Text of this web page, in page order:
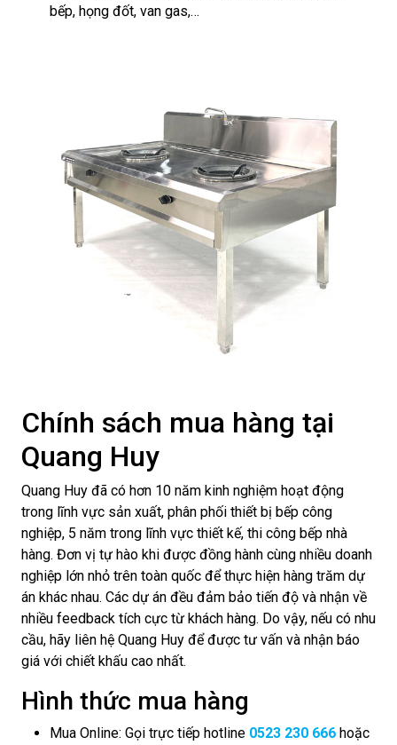
bếp, họng đốt, van gas,…
Chính sách mua hàng tại
Quang Huy
Quang Huy đã có hơn 10 năm kinh nghiệm hoạt động
trong lĩnh vực sản xuất, phân phối thiết bị bếp công
nghiệp, 5 năm trong lĩnh vực thiết kế, thi công bếp nhà
hàng. Đơn vị tự hào khi được đồng hành cùng nhiều doanh
nghiệp lớn nhỏ trên toàn quốc để thực hiện hàng trăm dự
án khác nhau. Các dự án đều đảm bảo tiến độ và nhận về
nhiều feedback tích cực từ khách hàng. Do vậy, nếu có nhu
cầu, hãy liên hệ Quang Huy để được tư vấn và nhận báo
giá với chiết khấu cao nhất.
Hình thức mua hàng
Mua Online: Gọi trực tiếp hotline 0523 230 666 hoặc